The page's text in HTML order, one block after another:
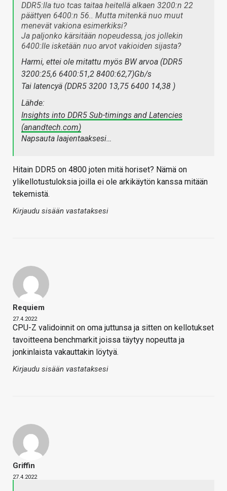
DDR5:lla tuo tcas taitaa heitellä alkaen 3200:n 22
päättyen 6400:n 56.. Mutta mitenkä nuo muut
menevät vakiona esimerkiksi?
Ja paljonko kärsitään nopeudessa, jos jollekin
6400:lle isketään nuo arvot vakioiden sijasta?
Harmi, ettei ole mitattu myös BW arvoa (DDR5
3200:25,6 6400:51,2 8400:62,7)Gb/s
Tai latencyä (DDR5 3200 13,75 6400 14,38 )
Lähde:
Insights into DDR5 Sub-timings and Latencies
(anandtech.com)
Napsauta laajentaaksesi…
Hitain DDR5 on 4800 joten mitä horiset? Nämä on
ylikellotustuloksia joilla ei ole arkikäytön kanssa mitään
tekemistä.
Kirjaudu sisään vastataksesi
Requiem
27.4.2022
CPU-Z validoinnit on oma juttunsa ja sitten on kellotukset
tavoitteena benchmarkit joissa täytyy nopeutta ja
jonkinlaista vakauttakin löytyä.
Kirjaudu sisään vastataksesi
Griffin
27.4.2022